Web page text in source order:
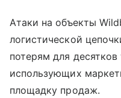
Атаки на объекты
логистической
потерям для
использующих
площадку продаж.